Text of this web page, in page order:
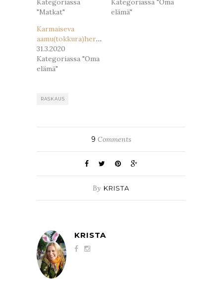
Kategoriassa
"Matkat"
Kategoriassa "Oma
elämä"
Karmaiseva
aamu(tokkura)herätys
31.3.2020
Kategoriassa "Oma
elämä"
RASKAUS
9 Comments
By KRISTA
KRISTA